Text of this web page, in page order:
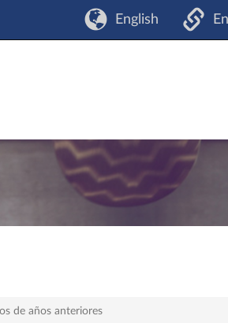
English
de años anteriores